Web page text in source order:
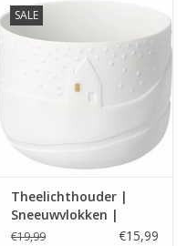
SALE
Theelichthouder |
Sneeuwvlokken |
Rader
€19,99 €15,99